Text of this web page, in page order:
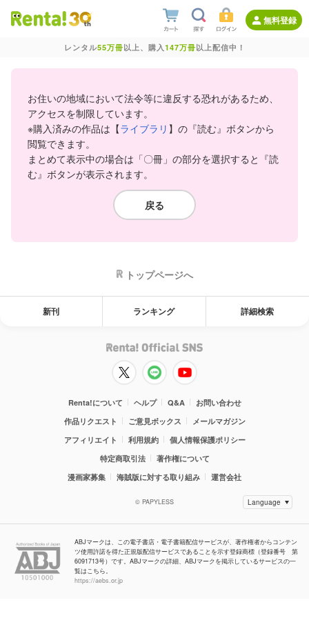
無料登録
レンタル55万冊以上、購入147万冊以上配信中！
お住いの地域において法令等に違反する恐れがあるため、
アクセスを制限しています。
※購入済みの作品は【ライブラリ 】の『読む』ボタンから
閲覧できます。
まとめて表示中の場合は「〇冊」の部分を選択すると『読
む』ボタンが表示されます。
戻る
トップページへ
新刊 ランキング 詳細検索
Renta!について ヘルプ Q&A
お問い合わせ
作品リクエスト
ご意見ボックス
メールマガジン
アフィリエイト
利用規約
個人情報保護ポリシー
特定商取引法
著作権について
漫画家募集
海賊版に対する取り組み 運営会社
© PAPYLESS
ABJマークは、この電子書店・電子書籍配信サービスが、著作権者からコンテン
ツ使用許諾を得た正規版配信サービスであることを示す登録商標（登録番号 第
6091713号）です。ABJマークの詳細、ABJマークを掲示しているサービスの一
覧はこちら。
https://aebs.or.jp